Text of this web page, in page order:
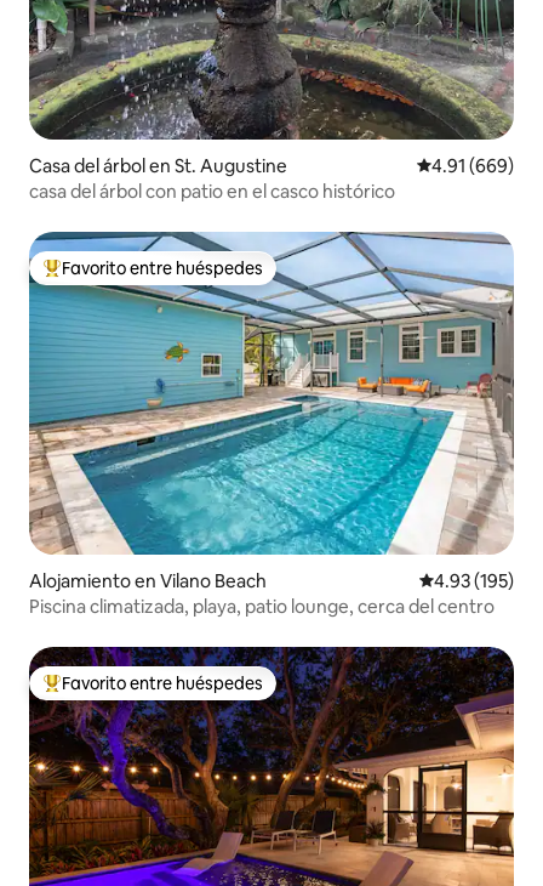
Casa del árbol en St. Augustine Calificación
4.91 (669)
casa del árbol con patio en el casco histórico
Favorito entre huéspedes preferido
Favorito entre huéspedes
Alojamiento en Vilano Beach Calificación
4.93 (195)
Piscina climatizada, playa, patio lounge, cerca del centro
Favorito entre huéspedes preferido
Favorito entre huéspedes